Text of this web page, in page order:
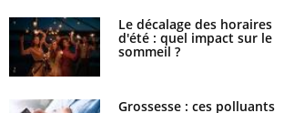
Le décalage des horaires
d'été : quel impact sur le
sommeil ?
Grossesse : ces polluants